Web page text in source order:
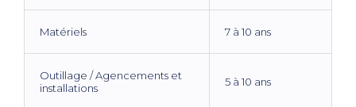
Matériels 7 à 10 ans
Outillage / Agencements et
installations
5 à 10 ans